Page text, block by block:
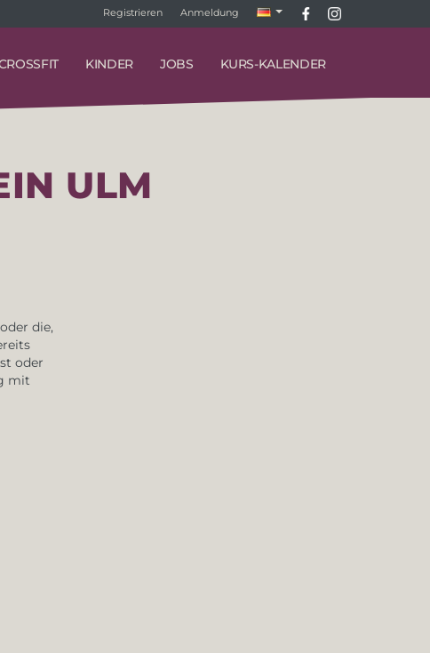
Registrieren Anmeldung
KINDER JOBS KURS-KALENDER
ULM
die,
oder
mit